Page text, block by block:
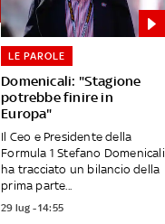
Domenicali: "Stagione
potrebbe finire in
Europa"
LE PAROLE
Il Ceo e Presidente della
Formula 1 Stefano Domenicali
ha tracciato un bilancio della
prima parte...
29 lug - 14:55